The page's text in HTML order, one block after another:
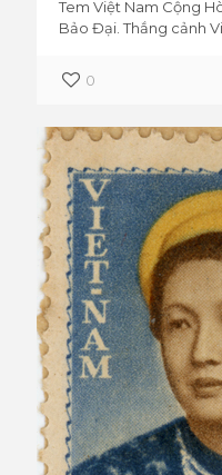
Tem Việt Nam Cộng
Bảo Đại. Thắng cảnh
0